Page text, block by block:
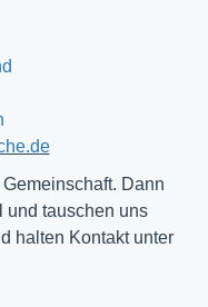
Dann
und tauschen uns
halten Kontakt unter